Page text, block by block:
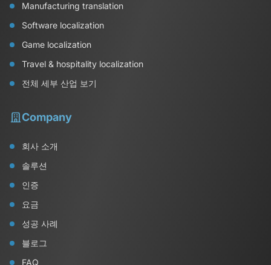
Manufacturing translation
Software localization
Game localization
Travel & hospitality localization
전체 세부 산업 보기
Company
회사 소개
솔루션
인증
요금
성공 사례
블로그
FAQ